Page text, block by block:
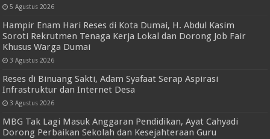
5 Agustus 2026
Hampir Enam Hari Reses di Kota Dumai, H. Abdul Kasim
Soroti Rekrutmen Tenaga Kerja Lokal dan Dorong Job Fair
Khusus Warga Dumai
3 Agustus 2026
Reses di Binuang Sakti, Adam Syafaat Serap Aspirasi
Infrastruktur dan Internet Desa
3 Agustus 2026
MBG Tak Lagi Masuk Anggaran Pendidikan, Ayat Cahyadi
Dorong Perbaikan Sekolah dan Kesejahteraan Guru